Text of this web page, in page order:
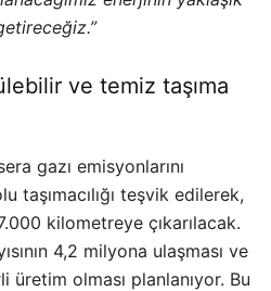
ve temiz taşıma
gazı emisyonlarını
taşımacılığı teşvik edilerek,
kilometreye çıkarılacak.
4,2 milyona ulaşması ve
üretim olması planlanıyor. Bu